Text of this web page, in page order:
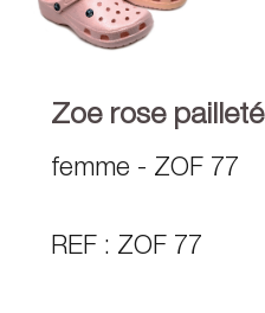
Zoe rose pailleté
femme - ZOF 77
REF : ZOF 77